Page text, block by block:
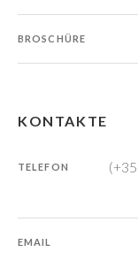
BROSCHÜRE
KONTAKTE
TELEFON
EMAIL